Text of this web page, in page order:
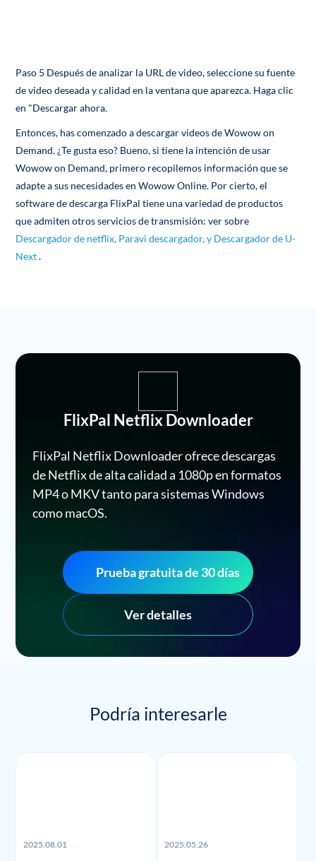
Paso 5 Después de analizar la URL de video, seleccione su fuente
de video deseada y calidad en la ventana que aparezca. Haga clic
en "Descargar ahora.
Entonces, has comenzado a descargar videos de Wowow on
Demand. ¿Te gusta eso? Bueno, si tiene la intención de usar
Wowow on Demand, primero recopilemos información que se
adapte a sus necesidades en Wowow Online. Por cierto, el
software de descarga FlixPal tiene una variedad de productos
que admiten otros servicios de transmisión: ver sobre
Descargador de netflix, Paravi descargador, y Descargador de U-
Next.
FlixPal Netflix Downloader
FlixPal Netflix Downloader ofrece descargas
de Netflix de alta calidad a 1080p en formatos
MP4 o MKV tanto para sistemas Windows
como macOS.
Prueba gratuita de 30 días
Ver detalles
Podría interesarle
2025.08.01 2025.05.26